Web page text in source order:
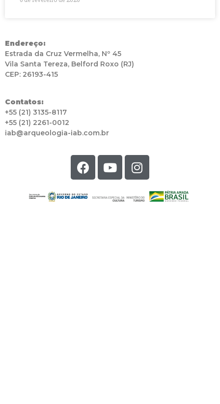
Endereço:
Estrada da Cruz Vermelha, Nº 45
Vila Santa Tereza, Belford Roxo (RJ)
CEP: 26193-415
Contatos:
+55 (21) 3135-8117
+55 (21) 2261-0012
iab@arqueologia-iab.com.br